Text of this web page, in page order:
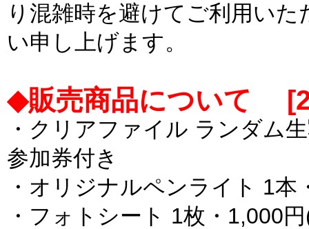
り混雑時を避けてご利用い
い申し上げます。
◆販売商品について
・クリアファイル ランダ
参加券付き
・オリジナルペンライト 1
・フォトシート 1枚・1,000